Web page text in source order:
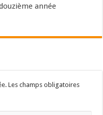
année
Les champs obligatoires